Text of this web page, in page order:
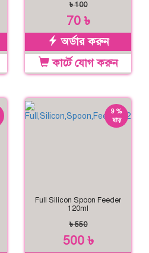
৳ 100
70 ৳
অর্ডার করুন
কার্টে যোগ করুন
9 %
ছাড়
Full Silicon Spoon Feeder
120ml
৳ 550
500 ৳